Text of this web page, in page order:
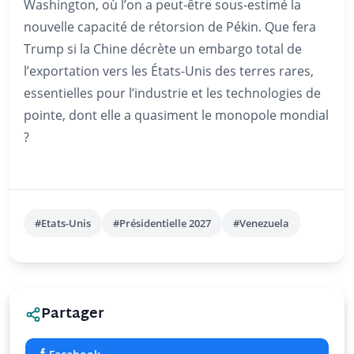
Washington, où l’on a peut-être sous-estimé la
nouvelle capacité de rétorsion de Pékin. Que fera
Trump si la Chine décrète un embargo total de
l’exportation vers les États-Unis des terres rares,
essentielles pour l’industrie et les technologies de
pointe, dont elle a quasiment le monopole mondial
?
#Etats-Unis #Présidentielle 2027 #Venezuela
Partager